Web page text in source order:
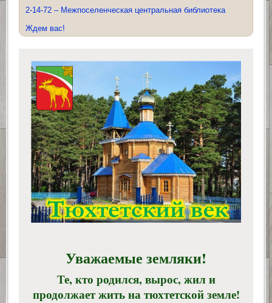
2-14-72 – Межпоселенческая центральная библиотека
Ждем вас!
Уважаемые земляки!
Те, кто родился, вырос, жил и
продолжает жить на тюхтетской земле!